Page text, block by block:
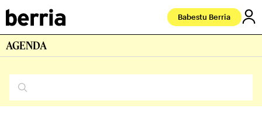
Babestu Berria
AGENDA